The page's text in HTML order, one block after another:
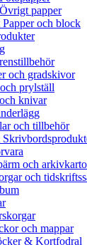
Övrigt papper
och block
och gradskivor
prylställ
knivar
och tillbehör
och
och
och mappar
& Kortfodral